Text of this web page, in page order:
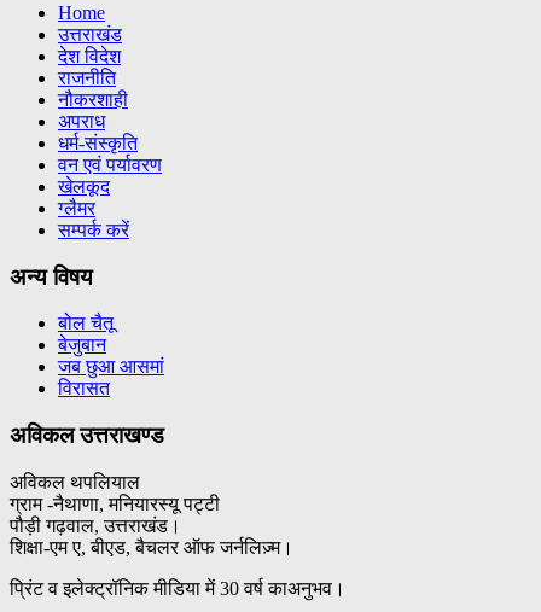
Home
उत्तराखंड
देश विदेश
राजनीति
नौकरशाही
अपराध
धर्म-संस्कृति
वन एवं पर्यावरण
खेलकूद
ग्लैमर
सम्पर्क करें
अन्य विषय
बोल चैतू
बेजुबान
जब छुआ आसमां
विरासत
अविकल उत्तराखण्ड
अविकल थपलियाल
ग्राम -नैथाणा, मनियारस्यू पट्टी
पौड़ी गढ़वाल, उत्तराखंड।
शिक्षा-एम ए, बीएड, बैचलर ऑफ जर्नलिज़्म।
प्रिंट व इलेक्ट्रॉनिक मीडिया में 30 वर्ष काअनुभव।